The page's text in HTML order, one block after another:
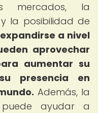
mercados, la
la posibilidad de
a nivel
aprovechar
aumentar su
presencia en
Además, la
puede ayudar a